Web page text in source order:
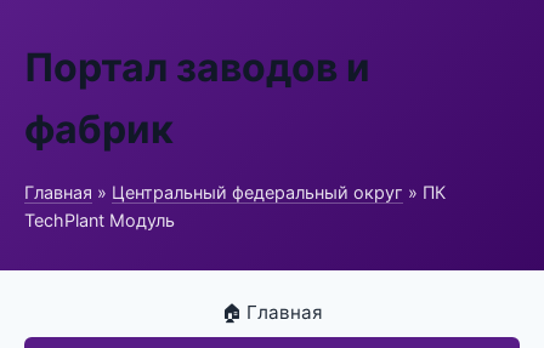
Портал заводов и
фабрик
Главная » Центральный федеральный округ » ПК
TechPlant Модуль
🏠 Главная